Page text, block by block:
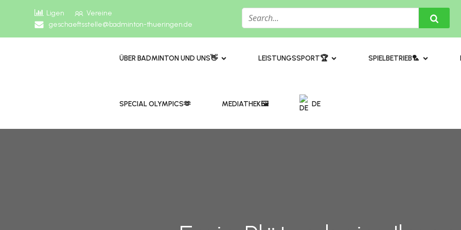
Ligen
Vereine
geschaeftsstelle@badminton-thueringen.de
ÜBER BADMINTON UND UNS👋 ​LEISTUNGSSPORT🏆 SPIELBETRIEB🏸
​​SPECIAL OLYMPICS🫶 MEDIATHEK🖼️​ DE